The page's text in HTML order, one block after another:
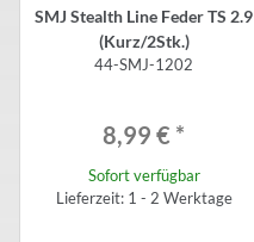
SMJ Stealth Line Feder TS 2.9
(Kurz/2Stk.)
44-SMJ-1202
8,99 € *
Sofort verfügbar
Lieferzeit: 1 - 2 Werktage